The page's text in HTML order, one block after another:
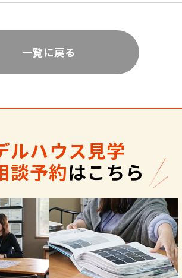
一覧に戻る
ルハウス見学
談予約はこちら